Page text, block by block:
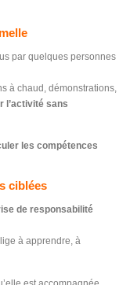
par quelques personnes
à chaud, démonstrations,
l’activité sans
les compétences
ciblées
de responsabilité
à apprendre, à